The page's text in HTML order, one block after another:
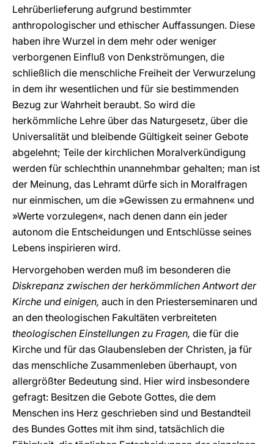
Lehrüberlieferung aufgrund bestimmter
anthropologischer und ethischer Auffassungen. Diese
haben ihre Wurzel in dem mehr oder weniger
verborgenen Einfluß von Denkströmungen, die
schließlich die menschliche Freiheit der Verwurzelung
in dem ihr wesentlichen und für sie bestimmenden
Bezug zur Wahrheit beraubt. So wird die
herkömmliche Lehre über das Naturgesetz, über die
Universalität und bleibende Gültigkeit seiner Gebote
abgelehnt; Teile der kirchlichen Moralverkündigung
werden für schlechthin unannehmbar gehalten; man ist
der Meinung, das Lehramt dürfe sich in Moralfragen
nur einmischen, um die »Gewissen zu ermahnen« und
»Werte vorzulegen«, nach denen dann ein jeder
autonom die Entscheidungen und Entschlüsse seines
Lebens inspirieren wird.
Hervorgehoben werden muß im besonderen die
Diskrepanz zwischen der herkömmlichen Antwort der
Kirche und einigen, auch in den Priesterseminaren und
an den theologischen Fakultäten verbreiteten
theologischen Einstellungen zu Fragen, die für die
Kirche und für das Glaubensleben der Christen, ja für
das menschliche Zusammenleben überhaupt, von
allergrößter Bedeutung sind. Hier wird insbesondere
gefragt: Besitzen die Gebote Gottes, die dem
Menschen ins Herz geschrieben sind und Bestandteil
des Bundes Gottes mit ihm sind, tatsächlich die